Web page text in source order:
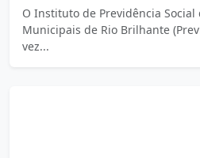
O Instituto de Previdência Social
Municipais de Rio Brilhante
vez...